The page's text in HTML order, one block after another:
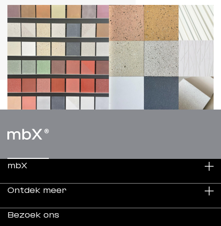
mbX
Duurzaamheid
Over ons
Ontdek meer
Projecten
Bezoek ons